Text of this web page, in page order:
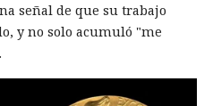
señal de que su trabajo
y no solo acumuló "me